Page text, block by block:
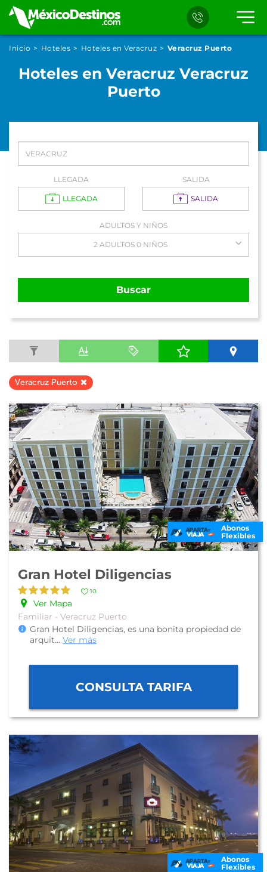
Inicio Hoteles Hoteles en Veracruz Veracruz Puerto
Hoteles en Veracruz Veracruz
Puerto
LLEGADA
LLEGADA
SALIDA
SALIDA
ADULTOS Y NIÑOS
2 ADULTOS 0 NIÑOS
Buscar
Veracruz Puerto
Abonos
Flexibles
Gran Hotel Diligencias
10
Ver Mapa
Familiar - Veracruz Puerto
Gran Hotel Diligencias, es una bonita propiedad de
arquit... Ver más
CONSULTA TARIFA
Abonos
Flexibles